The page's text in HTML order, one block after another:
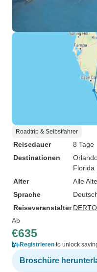
Roadtrip & Selbstfahrer
Reisedauer
8 Tage
Destinationen
Florida
Alter
Alle
Sprache
Reiseveranstalter
Ab
€635
Registrieren to unlock
Broschüre